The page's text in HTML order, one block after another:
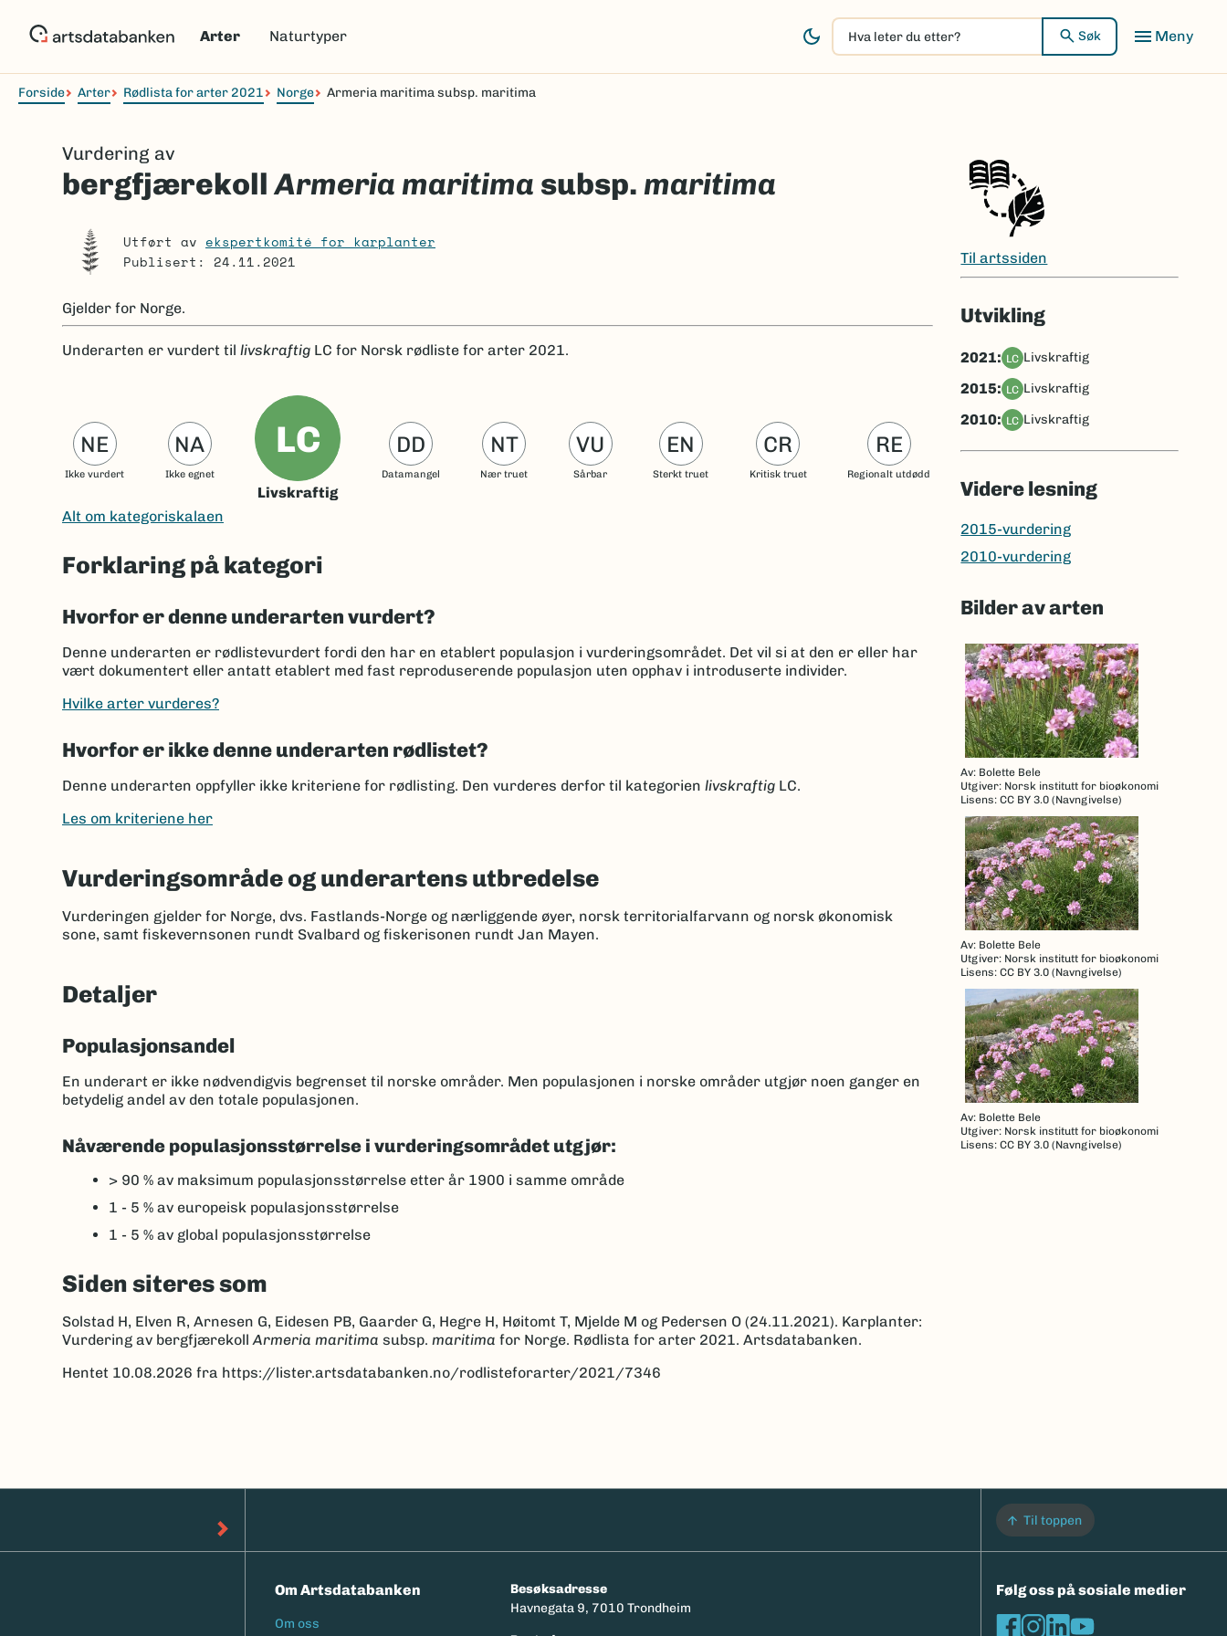
Arter Naturtyper
Hva
leter
du
Søk Meny
Navigasjonssti
Forside Arter Rødlista for arter 2021 Norge Armeria maritima subsp. maritima
Vurdering av
bergfjærekoll Armeria maritima subsp. maritima
Utført av ekspertkomité for karplanter
Publisert: 24.11.2021
Gjelder for Norge.
Underarten er vurdert til livskraftig LC for Norsk rødliste for arter 2021.
NE
Ikke vurdert
NA
Ikke egnet
LC
Livskraftig
DD
Datamangel
NT
Nær truet
VU
Sårbar
EN
Sterkt truet
CR
Kritisk truet
RE
Regionalt utdødd
Alt om kategoriskalaen
Forklaring på kategori
Hvorfor er denne underarten vurdert?
Denne underarten er rødlistevurdert fordi den har en etablert populasjon i vurderingsområdet. Det vil si at den er eller har
vært dokumentert eller antatt etablert med fast reproduserende populasjon uten opphav i introduserte individer.
Hvilke arter vurderes?
Hvorfor er ikke denne underarten rødlistet?
Denne underarten oppfyller ikke kriteriene for rødlisting. Den vurderes derfor til kategorien livskraftig LC.
Les om kriteriene her
Vurderingsområde og underartens utbredelse
Vurderingen gjelder for Norge, dvs. Fastlands-Norge og nærliggende øyer, norsk territorialfarvann og norsk økonomisk
sone, samt fiskevernsonen rundt Svalbard og fiskerisonen rundt Jan Mayen.
Detaljer
Populasjonsandel
En underart er ikke nødvendigvis begrenset til norske områder. Men populasjonen i norske områder utgjør noen ganger en
betydelig andel av den totale populasjonen.
Nåværende populasjonsstørrelse i vurderingsområdet utgjør:
> 90 % av maksimum populasjonsstørrelse etter år 1900 i samme område
1 - 5 % av europeisk populasjonsstørrelse
1 - 5 % av global populasjonsstørrelse
Siden siteres som
Solstad H, Elven R, Arnesen G, Eidesen PB, Gaarder G, Hegre H, Høitomt T, Mjelde M og Pedersen O (24.11.2021). Karplanter:
Vurdering av bergfjærekollArmeria maritima subsp. maritima for Norge. Rødlista for arter 2021. Artsdatabanken.
Hentet 10.08.2026 fra https://lister.artsdatabanken.no/rodlisteforarter/2021/7346
Til artssiden
Utvikling
2021: LC livskraftig
2015: LC livskraftig
2010: LC livskraftig
Videre lesning
2015-vurdering
2010-vurdering
Bilder av arten
Av: Bolette Bele
Utgiver: Norsk institutt for bioøkonomi
Lisens: CC BY 3.0 (Navngivelse)
Av: Bolette Bele
Utgiver: Norsk institutt for bioøkonomi
Lisens: CC BY 3.0 (Navngivelse)
Av: Bolette Bele
Utgiver: Norsk institutt for bioøkonomi
Lisens: CC BY 3.0 (Navngivelse)
Til toppen
Om Artsdatabanken
Om oss
Besøksadresse
Havnegata 9, 7010 Trondheim
Følg oss på sosiale medier